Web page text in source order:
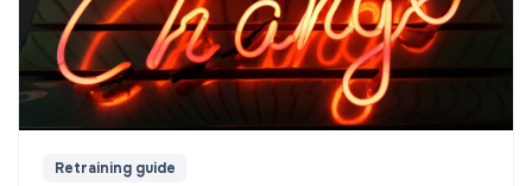
Retraining guide